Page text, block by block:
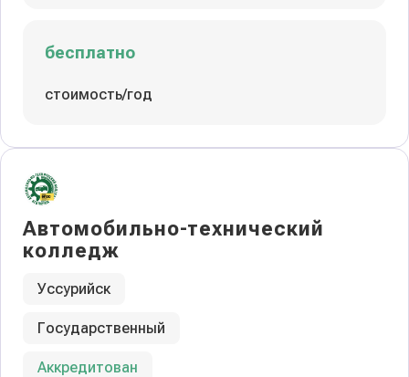
бесплатно
стоимость/год
Автомобильно-технический
колледж
Уссурийск
Государственный
Аккредитован